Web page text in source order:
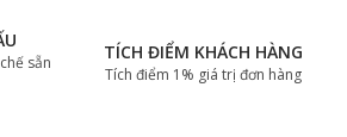
sẵn TÍCH ĐIỂM KHÁCH HÀNG
Tích điểm 1% giá trị đơn hàng